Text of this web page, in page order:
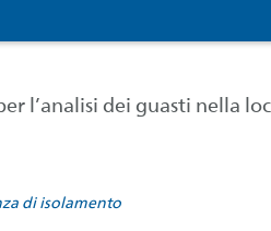
l’analisi dei guasti nella
di isolamento